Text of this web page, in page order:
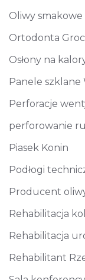
Oliwy smakowe
Ortodonta
Osłony na
Panele szklane
Perforacje
perforowanie
Piasek Konin
Podłogi
Producent
Rehabilitacja
Rehabilitacja
Rehabilitant